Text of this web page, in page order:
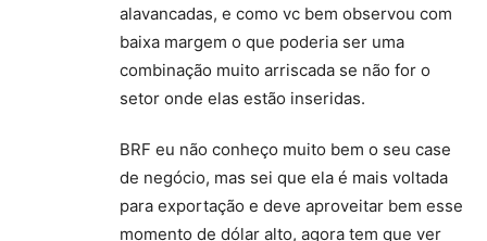
alavancadas, e como vc bem observou com
baixa margem o que poderia ser uma
combinação muito arriscada se não for o
setor onde elas estão inseridas.
BRF eu não conheço muito bem o seu case
de negócio, mas sei que ela é mais voltada
para exportação e deve aproveitar bem esse
momento de dólar alto, agora tem que ver